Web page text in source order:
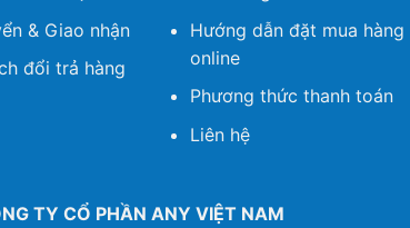
& Giao nhận
đổi trả hàng
Hướng dẫn đặt mua hàng
online
Phương thức thanh toán
Liên hệ
TY CỔ PHẦN ANY VIỆT NAM